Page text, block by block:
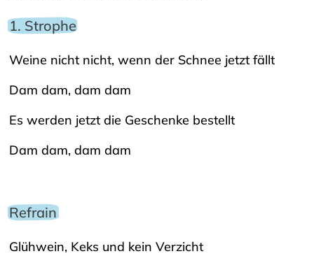
1. Strophe
Weine nicht nicht, wenn der Schnee jetzt fällt
Dam dam, dam dam
Es werden jetzt die Geschenke bestellt
Dam dam, dam dam
Refrain
Glühwein, Keks und kein Verzicht